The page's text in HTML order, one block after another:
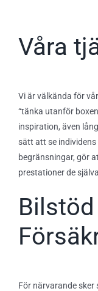
Våra
Vi är välkända för
“tänka utanför
inspiration, även
sätt att se
begränsningar, gör
prestationer de
För närvarande